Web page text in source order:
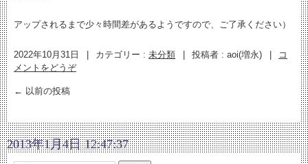
アップされるまで少々時間差があるようですので、ご了承ください）
2022年10月31日 カテゴリー : 未分類 投稿者 : aoi(増永)
コ
メントをどうぞ
← 以前の投稿
2013年1月4日 12:47:37